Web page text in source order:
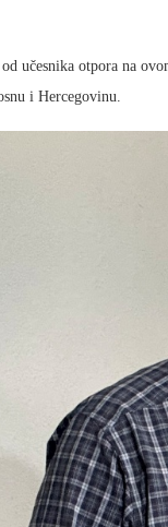
učesnika otpora na
i Hercegovinu.